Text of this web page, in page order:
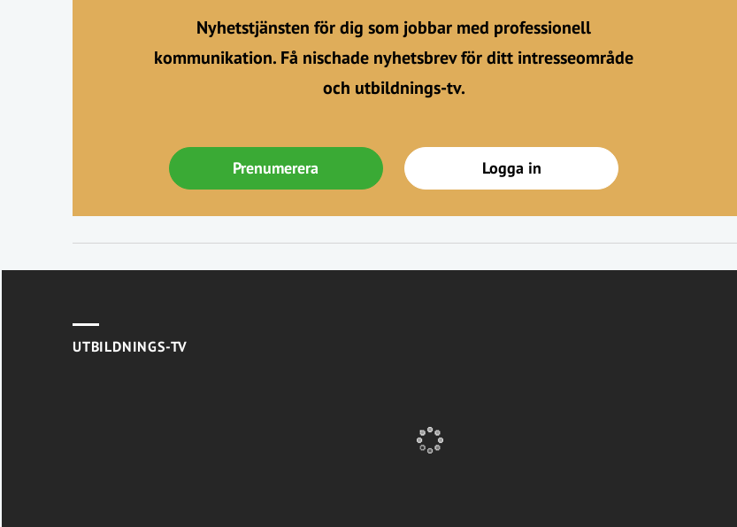
Nyhetstjänsten för dig som jobbar med professionell
kommunikation. Få nischade nyhetsbrev för ditt intresseområde
och utbildnings-tv.
Prenumerera Logga in
UTBILDNINGS-TV